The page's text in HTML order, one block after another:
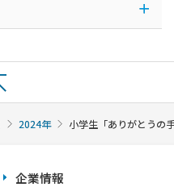
2024年 小学生「ありがとうの
企業情報